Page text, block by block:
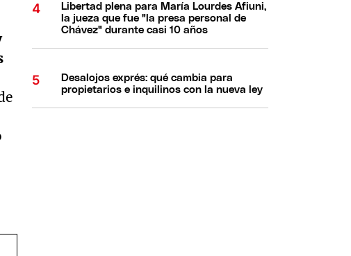
Libertad plena para María Lourdes Afiuni,
la jueza que fue "la presa personal de
Chávez" durante casi 10 años
Desalojos exprés: qué cambia para
propietarios e inquilinos con la nueva ley